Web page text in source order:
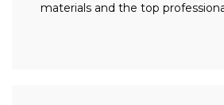
materials and the top